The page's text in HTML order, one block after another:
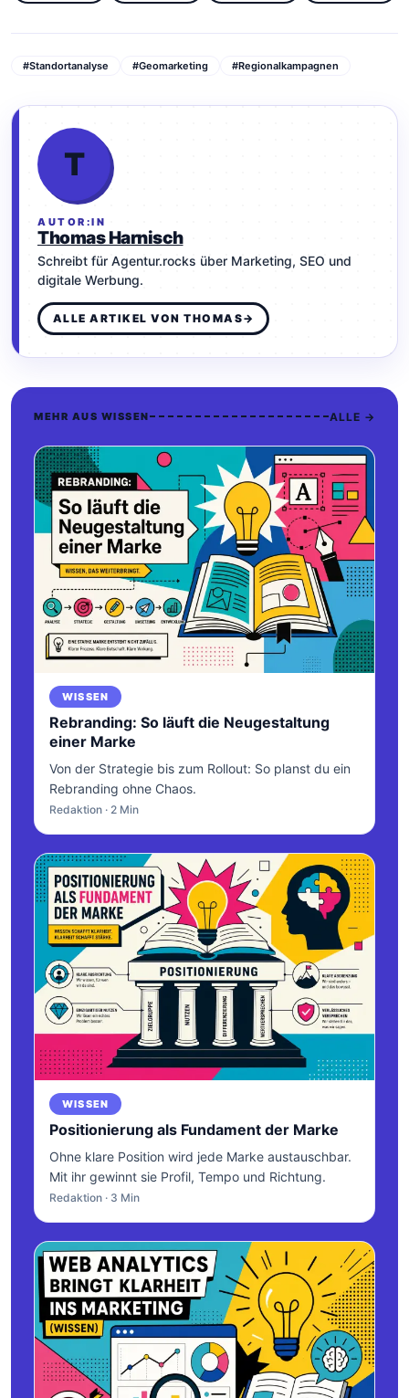
#Standortanalyse #Geomarketing #Regionalkampagnen
T
AUTOR:IN
Thomas Harnisch
Schreibt für Agentur.rocks über Marketing, SEO und
digitale Werbung.
ALLE ARTIKEL VON THOMAS→
MEHR AUS WISSEN ALLE →
WISSEN
Rebranding: So läuft die Neugestaltung
einer Marke
Von der Strategie bis zum Rollout: So planst du ein
Rebranding ohne Chaos.
Redaktion · 2 Min
WISSEN
Positionierung als Fundament der Marke
Ohne klare Position wird jede Marke austauschbar.
Mit ihr gewinnt sie Profil, Tempo und Richtung.
Redaktion · 3 Min